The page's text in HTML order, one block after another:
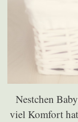
Nestchen
viel Komfort